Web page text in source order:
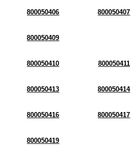
800050406 800050407
800050409
800050410 800050411
800050413 800050414
800050416 800050417
800050419